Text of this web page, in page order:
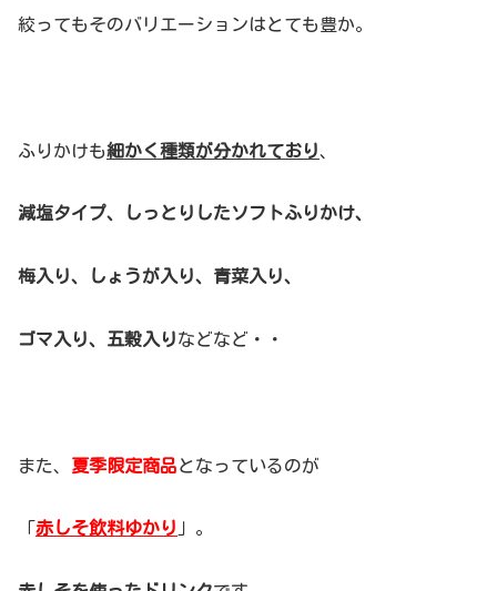
絞ってもそのバリエーションはとても豊か。
ふりかけも細かく種類が分かれており、
減塩タイプ、しっとりしたソフトふりかけ、
梅入り、しょうが入り、青菜入り、
ゴマ入り、五穀入りなどなど・・
また、 夏季限定商品となっているのが
「赤しそ飲料ゆかり 」。